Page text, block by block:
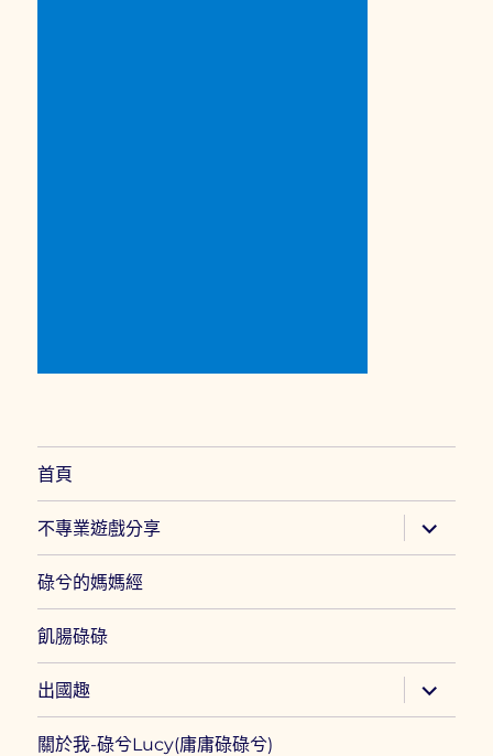
首頁
不專業遊戲分享
開
子
碌兮的媽媽經
飢腸碌碌
出國趣
開
子
關於我-碌兮Lucy(庸庸碌碌兮)